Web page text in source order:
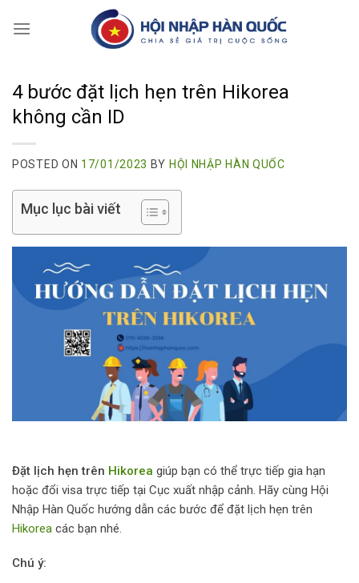
4 bước đặt lịch hẹn trên Hikorea
không cần ID
POSTED ON 17/01/2023 BY HỘI NHẬP HÀN QUỐC
Mục lục bài viết
Đặt lịch hẹn trên Hikorea giúp bạn có thể trực tiếp gia hạn
hoặc đổi visa trực tiếp tại Cục xuất nhập cảnh. Hãy cùng Hội
Nhập Hàn Quốc hướng dẫn các bước để đặt lịch hẹn trên
Hikorea các bạn nhé.
Chú ý: